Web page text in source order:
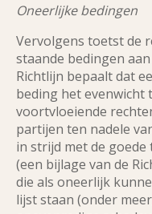
Oneerlijke bedingen
Vervolgens toetst de
staande bedingen
Richtlijn bepaalt dat
beding het evenwicht
voortvloeiende
partijen ten nadele
in strijd met de
(een bijlage van de
die als oneerlijk
lijst staan (onder